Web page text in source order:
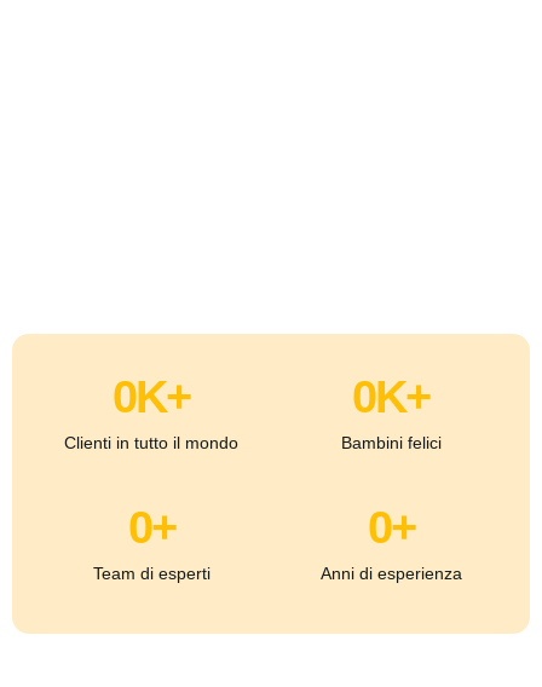
Clienti in tutto il mondo
0K+
Bambini felici
0K+
Team di esperti
0+
Anni di esperienza
0+